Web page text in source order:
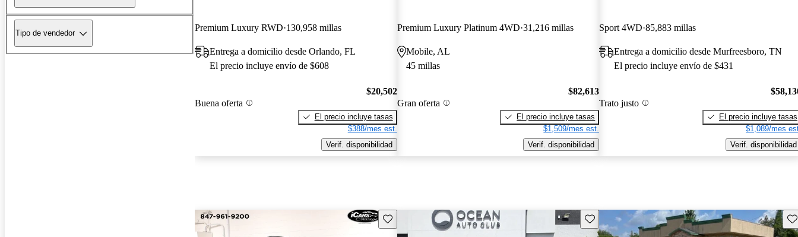
Tipo de vendedor
Premium Luxury RWD 130,958 millas
Entrega a domicilio desde Orlando, FL
El precio incluye envío de $608
Buena oferta
$20,502
El precio incluye tasas
$388/mes est.
Verif. disponibilidad
Premium Luxury Platinum 4WD 31,216 millas
Mobile, AL
45 millas
Gran oferta
$82,613
El precio incluye tasas
$1,509/mes est.
Verif. disponibilidad
Sport 4WD 85,883 millas
Entrega a domicilio desde Murfreesboro, TN
El precio incluye envío de $431
Trato justo
El precio incluye tasas
$1,089/mes
Verif. disponibilidad
Guarda este Aviso Guarda este Aviso